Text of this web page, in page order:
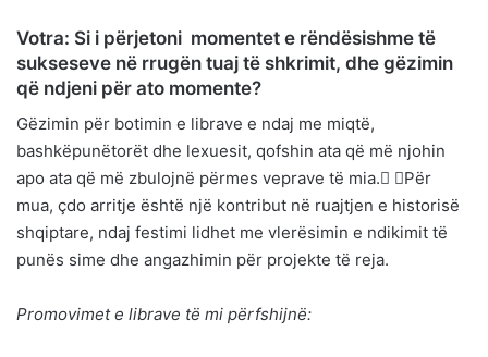
Votra: Si i përjetoni momentet e rëndësishme të
sukseseve në rrugën tuaj të shkrimit, dhe gëzimin
që ndjeni për ato momente?
Gëzimin për botimin e librave e ndaj me miqtë,
bashkëpunëtorët dhe lexuesit, qofshin ata që më njohin
apo ata që më zbulojnë përmes veprave të mia. Për
mua, çdo arritje është një kontribut në ruajtjen e historisë
shqiptare, ndaj festimi lidhet me vlerësimin e ndikimit të
punës sime dhe angazhimin për projekte të reja.
Promovimet e librave të mi përfshijnë: